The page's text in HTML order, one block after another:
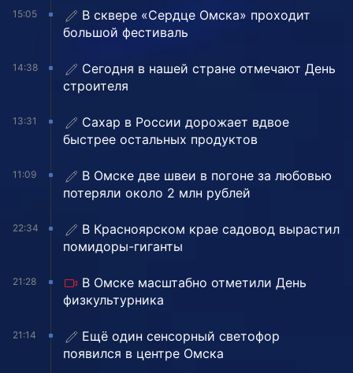
15:05
В сквере «Сердце Омска» проходит
большой фестиваль
14:38
Сегодня в нашей стране отмечают День
строителя
13:31
Сахар в России дорожает вдвое
быстрее остальных продуктов
11:09
В Омске две швеи в погоне за любовью
потеряли около 2 млн рублей
22:34
В Красноярском крае садовод вырастил
помидоры-гиганты
21:28
В Омске масштабно отметили День
физкультурника
21:14
Ещё один сенсорный светофор
появился в центре Омска